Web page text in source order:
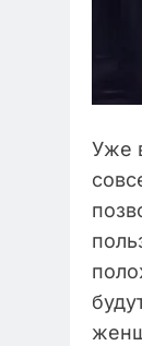
Уже